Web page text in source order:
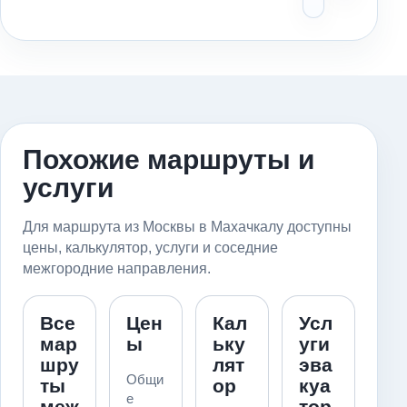
Похожие маршруты и
услуги
Для маршрута из Москвы в Махачкалу доступны
цены, калькулятор, услуги и соседние
межгородние направления.
Все
мар
шру
ты
Цен
ы
Общи
е
Кал
ьку
лят
ор
Усл
уги
эва
куа